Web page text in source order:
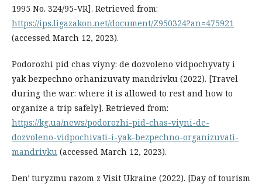
1995 No. 324/95-VR]. Retrieved from:
https://ips.ligazakon.net/document/Z950324?an=475921
(accessed March 12, 2023).
Podorozhi pid chas viyny: de dozvoleno vidpochyvaty i
yak bezpechno orhanizuvaty mandrivku (2022). [Travel
during the war: where it is allowed to rest and how to
organize a trip safely]. Retrieved from:
https://kg.ua/news/podorozhi-pid-chas-viyni-de-
dozvoleno-vidpochivati-i-yak-bezpechno-organizuvati-
mandrivku (accessed March 12, 2023).
Denʹ turyzmu razom z Visit Ukraine (2022). [Day of tourism